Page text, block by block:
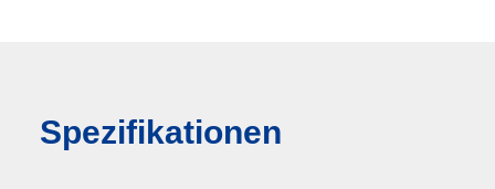
Spezifikationen